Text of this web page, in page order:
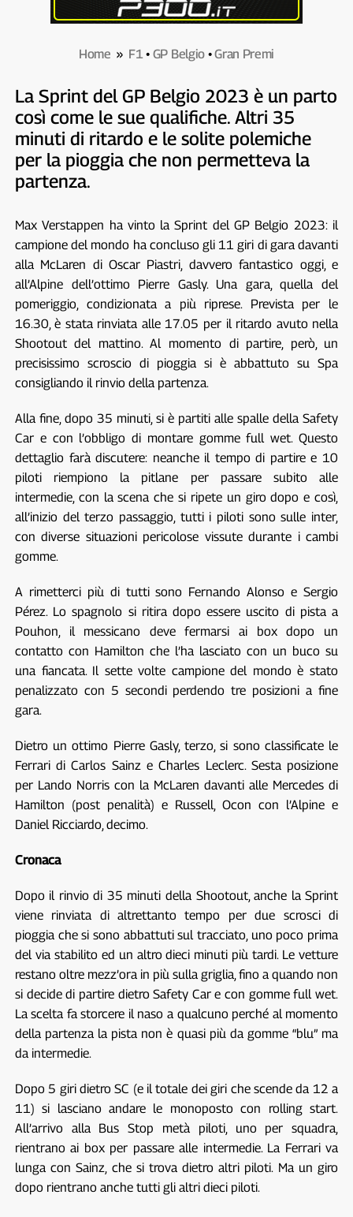
Home » F1• GP Belgio •Gran Premi
La Sprint del GP Belgio 2023 è un parto
così come le sue qualifiche. Altri 35
minuti di ritardo e le solite polemiche
per la pioggia che non permetteva la
partenza.
Max Verstappen ha vinto la Sprint del GP Belgio 2023: il
campione del mondo ha concluso gli 11 giri di gara davanti
alla McLaren di Oscar Piastri, davvero fantastico oggi, e
all’Alpine dell’ottimo Pierre Gasly. Una gara, quella del
pomeriggio, condizionata a più riprese. Prevista per le
16.30, è stata rinviata alle 17.05 per il ritardo avuto nella
Shootout del mattino. Al momento di partire, però, un
precisissimo scroscio di pioggia si è abbattuto su Spa
consigliando il rinvio della partenza.
Alla fine, dopo 35 minuti, si è partiti alle spalle della Safety
Car e con l’obbligo di montare gomme full wet. Questo
dettaglio farà discutere: neanche il tempo di partire e 10
piloti riempiono la pitlane per passare subito alle
intermedie, con la scena che si ripete un giro dopo e così,
all’inizio del terzo passaggio, tutti i piloti sono sulle inter,
con diverse situazioni pericolose vissute durante i cambi
gomme.
A rimetterci più di tutti sono Fernando Alonso e Sergio
Pérez. Lo spagnolo si ritira dopo essere uscito di pista a
Pouhon, il messicano deve fermarsi ai box dopo un
contatto con Hamilton che l’ha lasciato con un buco su
una fiancata. Il sette volte campione del mondo è stato
penalizzato con 5 secondi perdendo tre posizioni a fine
gara.
Dietro un ottimo Pierre Gasly, terzo, si sono classificate le
Ferrari di Carlos Sainz e Charles Leclerc. Sesta posizione
per Lando Norris con la McLaren davanti alle Mercedes di
Hamilton (post penalità) e Russell, Ocon con l’Alpine e
Daniel Ricciardo, decimo.
Cronaca
Dopo il rinvio di 35 minuti della Shootout, anche la Sprint
viene rinviata di altrettanto tempo per due scrosci di
pioggia che si sono abbattuti sul tracciato, uno poco prima
del via stabilito ed un altro dieci minuti più tardi. Le vetture
restano oltre mezz’ora in più sulla griglia, fino a quando non
si decide di partire dietro Safety Car e con gomme full wet.
La scelta fa storcere il naso a qualcuno perché al momento
della partenza la pista non è quasi più da gomme “blu” ma
da intermedie.
Dopo 5 giri dietro SC (e il totale dei giri che scende da 12 a
11) si lasciano andare le monoposto con rolling start.
All’arrivo alla Bus Stop metà piloti, uno per squadra,
rientrano ai box per passare alle intermedie. La Ferrari va
lunga con Sainz, che si trova dietro altri piloti. Ma un giro
dopo rientrano anche tutti gli altri dieci piloti.